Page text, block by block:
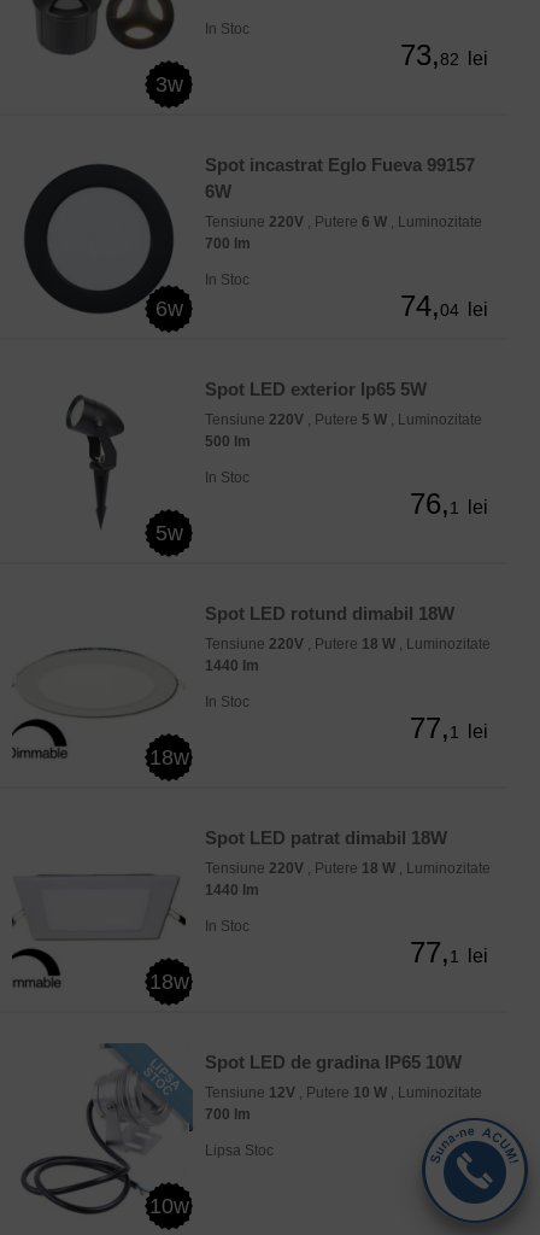
3w
In Stoc
73,82 lei
6w
Spot incastrat Eglo Fueva 99157
6W
Tensiune 220V , Putere 6 W , Luminozitate
700 lm
In Stoc
74,04 lei
5w
Spot LED exterior Ip65 5W
Tensiune 220V , Putere 5 W , Luminozitate
500 lm
In Stoc
76,1 lei
18w
Spot LED rotund dimabil 18W
Tensiune 220V , Putere 18 W , Luminozitate
1440 lm
In Stoc
77,1 lei
18w
Spot LED patrat dimabil 18W
Tensiune 220V , Putere 18 W , Luminozitate
1440 lm
In Stoc
77,1 lei
10w
Spot LED de gradina IP65 10W
Tensiune 12V , Putere 10 W , Luminozitate
700 lm
Lipsa Stoc
78lei